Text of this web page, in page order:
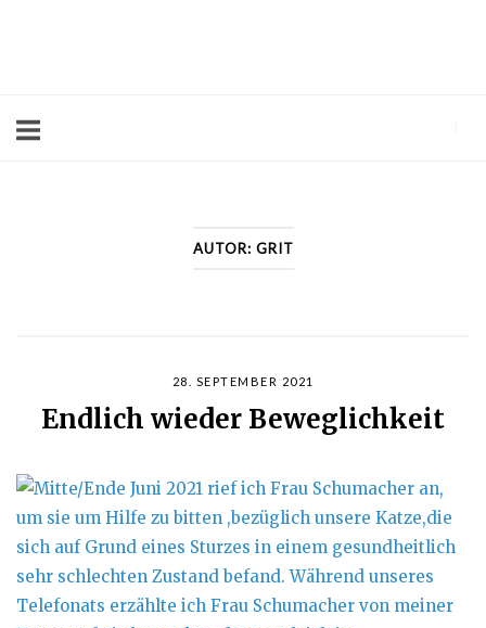
AUTOR: GRIT
28. SEPTEMBER 2021
Endlich wieder Beweglichkeit